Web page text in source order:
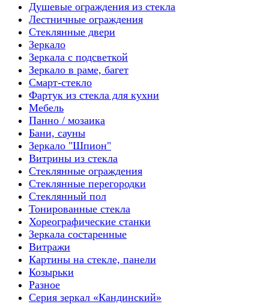
Душевые ограждения из стекла
Лестничные ограждения
Стеклянные двери
Зеркало
Зеркала с подсветкой
Зеркало в раме, багет
Смарт-стекло
Фартук из стекла для кухни
Мебель
Панно / мозаика
Бани, сауны
Зеркало "Шпион"
Витрины из стекла
Стеклянные ограждения
Стеклянные перегородки
Стеклянный пол
Тонированные стекла
Хореографические станки
Зеркала состаренные
Витражи
Картины на стекле, панели
Козырьки
Разное
Серия зеркал «Кандинский»